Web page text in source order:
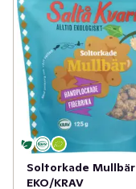
Soltorkade Mullbär
EKO/KRAV